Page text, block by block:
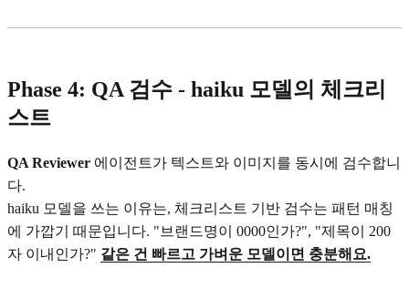
Phase 4: QA 검수 - haiku 모델의 체크리
스트
QA Reviewer 에이전트가 텍스트와 이미지를 동시에 검수합니
다.
haiku 모델을 쓰는 이유는, 체크리스트 기반 검수는 패턴 매칭
에 가깝기 때문입니다. "브랜드명이 0000인가?", "제목이 200
자 이내인가?" 같은 건 빠르고 가벼운 모델이면 충분해요.